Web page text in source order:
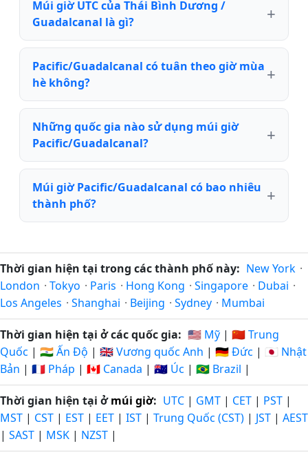
Múi giờ UTC của Thái Bình Dương /
Guadalcanal là gì?
Pacific/Guadalcanal có tuân theo giờ mùa
hè không?
Những quốc gia nào sử dụng múi giờ
Pacific/Guadalcanal?
Múi giờ Pacific/Guadalcanal có bao nhiêu
thành phố?
Thời gian hiện tại trong các thành phố này: New York ·
London · Tokyo · Paris · Hong Kong · Singapore · Dubai ·
Los Angeles · Shanghai · Beijing · Sydney · Mumbai
Thời gian hiện tại ở các quốc gia: 🇺🇸 Mỹ | 🇨🇳 Trung
Quốc | 🇮🇳 Ấn Độ | 🇬🇧 Vương quốc Anh | 🇩🇪 Đức | 🇯🇵 Nhật
Bản | 🇫🇷 Pháp | 🇨🇦 Canada | 🇦🇺 Úc | 🇧🇷 Brazil |
Thời gian hiện tại ởmúi giờ: UTC | GMT | CET | PST |
MST | CST | EST | EET | IST | Trung Quốc (CST) | JST | AEST
| SAST | MSK | NZST |